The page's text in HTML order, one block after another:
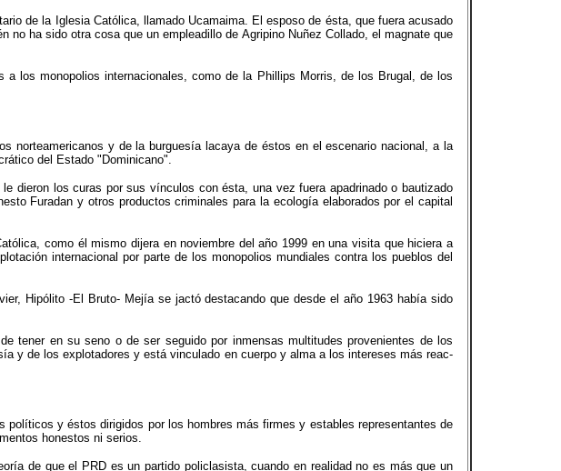
de la Iglesia Católica, llamado Ucamaima. El esposo de ésta, que fuera acusado
ha sido otra cosa que un empleadillo de Agripino Nuñez Collado, el magnate que
los monopolios internacionales, como de la Phillips Morris, de los Brugal, de los
norteamericanos y de la burguesía lacaya de éstos en el escenario nacional, a la
del Estado "Dominicano".
dieron los curas por sus vínculos con ésta, una vez fuera apadrinado o bautizado
Furadan y otros productos criminales para la ecología elaborados por el capital
como él mismo dijera en noviembre del año 1999 en una visita que hiciera a
internacional por parte de los monopolios mundiales contra los pueblos del
Hipólito -El Bruto- Mejía se jactó destacando que desde el año 1963 había sido
tener en su seno o de ser seguido por inmensas multitudes provenientes de los
y de los explotadores y está vinculado en cuerpo y alma a los intereses más reac-
y éstos dirigidos por los hombres más firmes y estables representantes de
honestos ni serios.
de que el PRD es un partido policlasista, cuando en realidad no es más que un